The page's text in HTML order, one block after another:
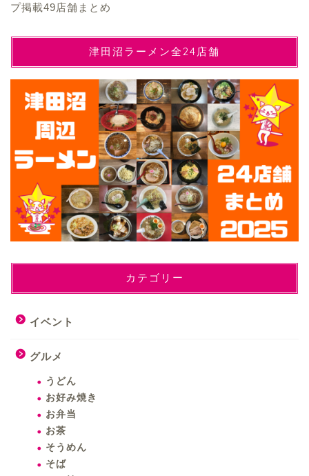
プ掲載49店舗まとめ
津田沼ラーメン全24店舗
カテゴリー
イベント
グルメ
うどん
お好み焼き
お弁当
お茶
そうめん
そば